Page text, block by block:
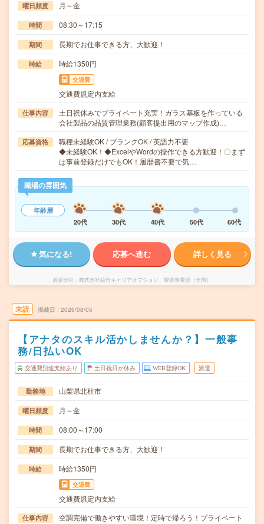
曜日頻度 月～金
時間 08:30～17:15
期間 長期でお仕事できる方、大歓迎！
時給 時給1350円
交通費
交通費規定内支給
仕事内容
土日祝休みでプライベート充実！ガラス基板を作っている
会社製品の品質管理業務(顧客提出用のマップ作成)…
応募資格
職種未経験OK / ブランクOK / 英語力不要
◆未経験OK！◆ExcelやWordの操作できる方歓迎！〇まず
は事前登録だけでもOK！履歴書不要で気…
職場の雰囲気
年齢層
20代
30代 40代 50代 60代
気になる! 応募へ進む 詳しく見る
派遣会社 株式会社綜合キャリアオプション 製造事業部（全国）
未読 掲載日 2026/08/05
【アナタのスキル活かしませんか？】一般事
務/日払いOK
交通費別途支給あり 土日祝日が休み WEB登録OK 派遣
勤務地 山梨県北杜市
曜日頻度 月～金
時間 08:00～17:00
期間 長期でお仕事できる方、大歓迎！
時給 時給1350円
交通費
交通費規定内支給
仕事内容
空調完備で働きやすい環境！定時で帰ろう！プライベート